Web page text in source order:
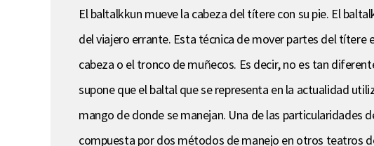
El baltalkkun mueve la cabeza del títere con su pie. El
del viajero errante. Esta técnica de mover partes del
cabeza o el tronco de muñecos. Es decir, no es tan
supone que el baltal que se representa en la actualidad
mango de donde se manejan. Una de las particularidades
compuesta por dos métodos de manejo en otros teatros